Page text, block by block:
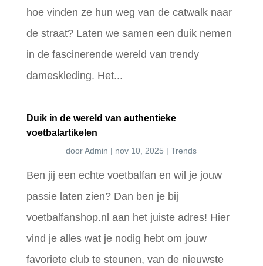
hoe vinden ze hun weg van de catwalk naar
de straat? Laten we samen een duik nemen
in de fascinerende wereld van trendy
dameskleding. Het...
Duik in de wereld van authentieke
voetbalartikelen
doorAdmin | nov 10, 2025 |Trends
Ben jij een echte voetbalfan en wil je jouw
passie laten zien? Dan ben je bij
voetbalfanshop.nl aan het juiste adres! Hier
vind je alles wat je nodig hebt om jouw
favoriete club te steunen, van de nieuwste